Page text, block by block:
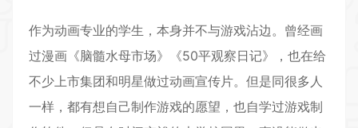
作为动画专业的学生，本身并不与游戏沾边。曾经画
过漫画《脑髓水母市场》《50平观察日记》，也在给
不少上市集团和明星做过动画宣传片。但是同很多人
一样，都有想自己制作游戏的愿望，也自学过游戏制